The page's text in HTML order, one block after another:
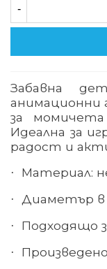
-
Забавна
анимационни
за
Идеална за
радост и
· Материал:
· Диаметър в
· Подходящо
·